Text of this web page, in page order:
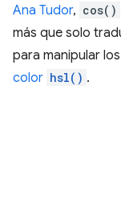
Ana Tudor, cos()
más que solo
para manipular
color hsl() .